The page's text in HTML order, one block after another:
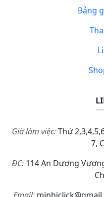
Bảng
Giờ làm việc:Thứ
7,
ĐC: 114 An Dương
Email: